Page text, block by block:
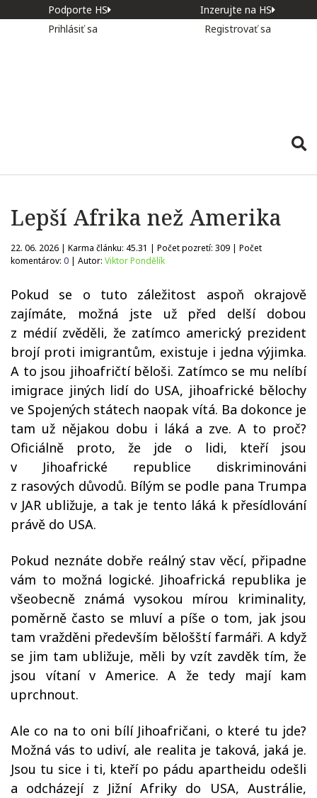
Podporte HS
Inzerujte na HS
Prihlásiť sa
Registrovať sa
Lepší Afrika než Amerika
22. 06. 2026 | Karma článku: 45.31 | Počet pozretí: 309 | Počet
komentárov: 0 | Autor: Viktor Pondělík
Pokud se o tuto záležitost aspoň okrajově
zajímáte, možná jste už před delší dobou
z médií zvěděli, že zatímco americký prezident
brojí proti imigrantům, existuje i jedna výjimka.
A to jsou jihoafričtí běloši. Zatímco se mu nelíbí
imigrace jiných lidí do USA, jihoafrické bělochy
ve Spojených státech naopak vítá. Ba dokonce je
tam už nějakou dobu i láká a zve. A to proč?
Oficiálně proto, že jde o lidi, kteří jsou
v Jihoafrické republice diskriminováni
z rasových důvodů. Bílým se podle pana Trumpa
v JAR ubližuje, a tak je tento láká k přesídlování
právě do USA.
Pokud neznáte dobře reálný stav věcí, připadne
vám to možná logické. Jihoafrická republika je
všeobecně známá vysokou mírou kriminality,
poměrně často se mluví a píše o tom, jak jsou
tam vražděni především bělošští farmáři. A když
se jim tam ubližuje, měli by vzít zavděk tím, že
jsou vítaní v Americe. A že tedy mají kam
uprchnout.
Ale co na to oni bílí Jihoafričani, o které tu jde?
Možná vás to udiví, ale realita je taková, jaká je.
Jsou tu sice i ti, kteří po pádu apartheidu odešli
a odcházejí z Jižní Afriky do USA, Austrálie,